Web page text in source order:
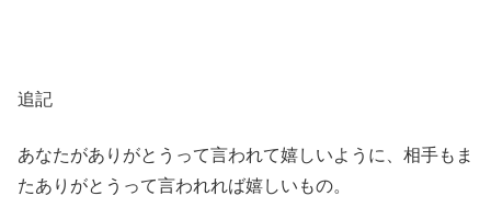
追記
あなたがありがとうって言われて嬉しいように、相手もま
たありがとうって言われれば嬉しいもの。